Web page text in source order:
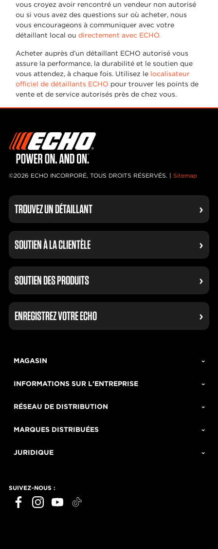
vous croyez avoir rencontré un vendeur non autorisé
ou si vous avez des questions sur où acheter, nous
vous encourageons à communiquer avec votre
détaillant local ou directement avec ECHO.
Acheter auprès d’un détaillant ECHO autorisé vous
assure la performance, la durabilité et le soutien que
vous attendez, à chaque fois. Utilisez le localisateur
officiel de détaillants ECHO pour trouver les points de
vente et de service autorisés près de chez vous.
©2026 ECHO INCORPORÉ, TOUS DROITS RÉSERVÉS. | Sitemap
TROUVEZ UN DÉTAILLANT
SOUTIEN À LA CLIENTÈLE
SOUTIEN DES PRODUITS
ENREGISTREZ VOTRE ECHO
MAGASIN
INFORMATIONS SUR L'ENTREPRISE
RÉSEAU DE DISTRIBUTION
MARQUES DISTRIBUÉES
JURIDIQUE
SUIVEZ-NOUS :